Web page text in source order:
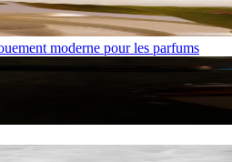
moderne pour les parfums